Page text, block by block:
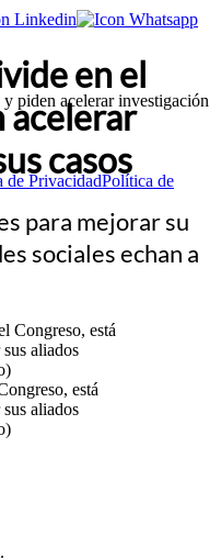
piden acelerar investigación
de PrivacidadPolítica de
en el
acelerar
casos
para mejorar su
sociales echan a
está
aliados